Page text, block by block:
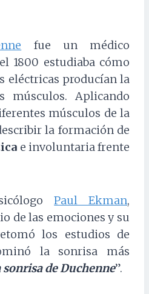
fue un médico
1800 estudiaba cómo
eléctricas producían la
músculos. Aplicando
músculos de la
la formación de
e involuntaria frente
Paul Ekman,
de las emociones y su
los estudios de
la sonrisa más
sonrisa de Duchenne”.